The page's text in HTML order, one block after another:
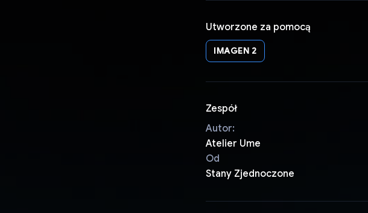
Utworzone za pomocą
IMAGEN 2
Zespół
Autor:
Atelier Ume
Od
Stany Zjednoczone